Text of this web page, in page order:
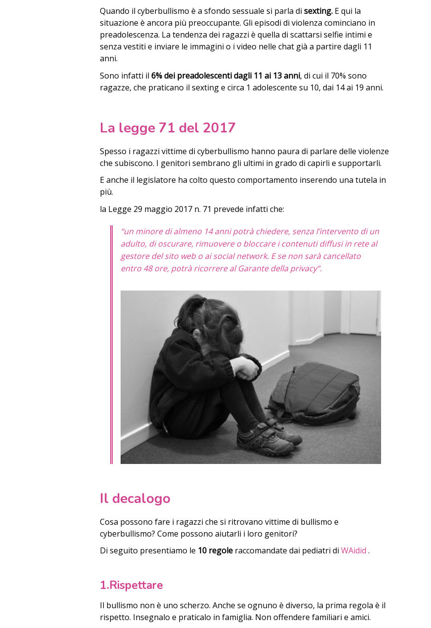
Quando il cyberbullismo è a sfondo sessuale si parla di sexting. E qui la
situazione è ancora più preoccupante. Gli episodi di violenza cominciano in
preadolescenza. La tendenza dei ragazzi è quella di scattarsi selfie intimi e
senza vestiti e inviare le immagini o i video nelle chat già a partire dagli 11
anni.
Sono infatti il 6% dei preadolescenti dagli 11 ai 13 anni, di cui il 70% sono
ragazze, che praticano il sexting e circa 1 adolescente su 10, dai 14 ai 19 anni.
La legge 71 del 2017
Spesso i ragazzi vittime di cyberbullismo hanno paura di parlare delle violenze
che subiscono. I genitori sembrano gli ultimi in grado di capirli e supportarli.
E anche il legislatore ha colto questo comportamento inserendo una tutela in
più.
la Legge 29 maggio 2017 n. 71 prevede infatti che:
“un minore di almeno 14 anni potrà chiedere, senza l’intervento di un
adulto, di oscurare, rimuovere o bloccare i contenuti diffusi in rete al
gestore del sito web o ai social network. E se non sarà cancellato
entro 48 ore, potrà ricorrere al Garante della privacy”.
Il decalogo
Cosa possono fare i ragazzi che si ritrovano vittime di bullismo e
cyberbullismo? Come possono aiutarli i loro genitori?
Di seguito presentiamo le 10 regole raccomandate dai pediatri di WAidid .
1.Rispettare
Il bullismo non è uno scherzo. Anche se ognuno è diverso, la prima regola è il
rispetto. Insegnalo e praticalo in famiglia. Non offendere familiari e amici.